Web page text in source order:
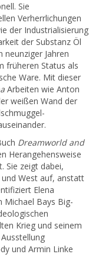
Sie
Verherrlichungen
der Industrialisierung
der Substanz Öl
Jahren
früheren Status als
Ware. Mit dieser
Arbeiten wie Anton
weißen Wand der
Dreamworld and
Herangehensweise
Sie zeigt dabei,
West auf, anstatt
Elena
Michael Bays Big-
Krieg und seinem
und Armin Linke